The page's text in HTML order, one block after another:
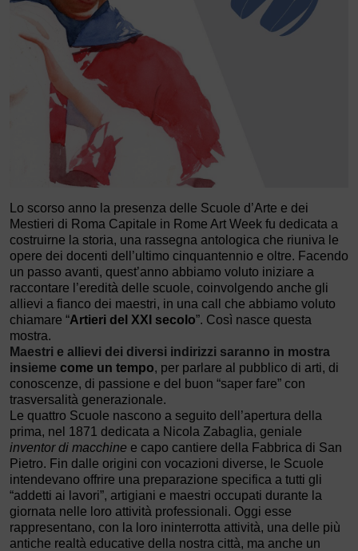
Lo scorso anno la presenza delle Scuole d’Arte e dei
Mestieri di Roma Capitale in Rome Art Week fu dedicata a
costruirne la storia, una rassegna antologica che riuniva le
opere dei docenti dell’ultimo cinquantennio e oltre. Facendo
un passo avanti, quest’anno abbiamo voluto iniziare a
raccontare l’eredità delle scuole, coinvolgendo anche gli
allievi a fianco dei maestri, in una call che abbiamo voluto
chiamare “Artieri del XXI secolo”. Così nasce questa
mostra.
Maestri e allievi dei diversi indirizzi saranno in mostra
insieme come un tempo, per parlare al pubblico di arti, di
conoscenze, di passione e del buon “saper fare” con
trasversalità generazionale.
Le quattro Scuole nascono a seguito dell’apertura della
prima, nel 1871 dedicata a Nicola Zabaglia, geniale
inventor di macchine e capo cantiere della Fabbrica di San
Pietro. Fin dalle origini con vocazioni diverse, le Scuole
intendevano offrire una preparazione specifica a tutti gli
“addetti ai lavori”, artigiani e maestri occupati durante la
giornata nelle loro attività professionali. Oggi esse
rappresentano, con la loro ininterrotta attività, una delle più
antiche realtà educative della nostra città, ma anche un